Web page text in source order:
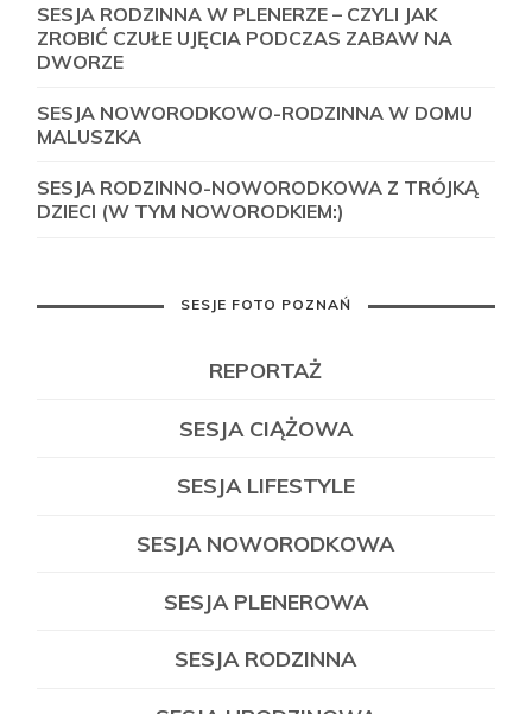
SESJA RODZINNA W PLENERZE – CZYLI JAK
ZROBIĆ CZUŁE UJĘCIA PODCZAS ZABAW NA
DWORZE
SESJA NOWORODKOWO-RODZINNA W DOMU
MALUSZKA
SESJA RODZINNO-NOWORODKOWA Z TRÓJKĄ
DZIECI (W TYM NOWORODKIEM:)
SESJE FOTO POZNAŃ
REPORTAŻ
SESJA CIĄŻOWA
SESJA LIFESTYLE
SESJA NOWORODKOWA
SESJA PLENEROWA
SESJA RODZINNA